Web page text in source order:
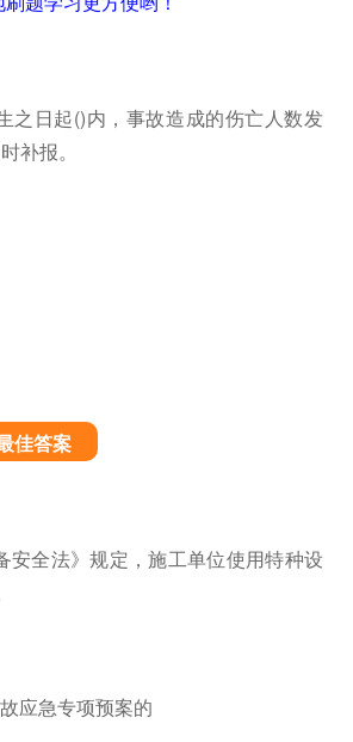
之日起()内，事故造成的伤亡人数发
补报。
佳答案
安全法》规定，施工单位使用特种设
应急专项预案的